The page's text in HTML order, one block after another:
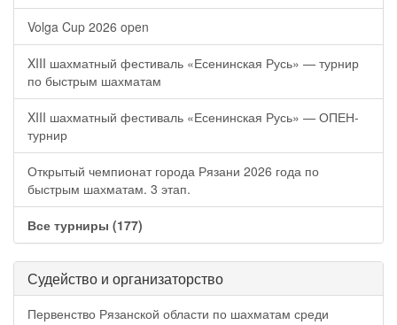
Volga Cup 2026 open
XIII шахматный фестиваль «Есенинская Русь» — турнир
по быстрым шахматам
XIII шахматный фестиваль «Есенинская Русь» — ОПЕН-
турнир
Открытый чемпионат города Рязани 2026 года по
быстрым шахматам. 3 этап.
Все турниры (177)
Судейство и организаторство
Первенство Рязанской области по шахматам среди